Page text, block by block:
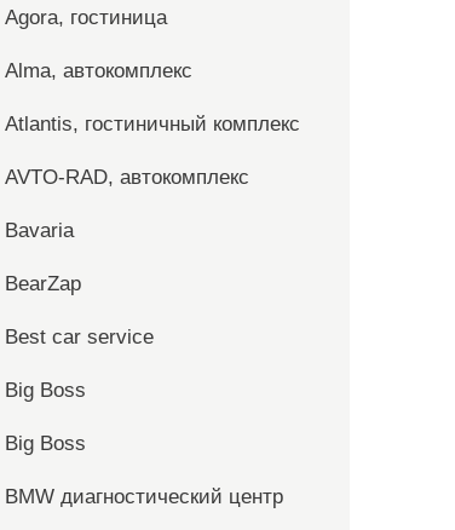
Agora, гостиница
Alma, автокомплекс
Atlantis, гостиничный комплекс
AVTO-RAD, автокомплекс
Bavaria
BearZap
Best car service
Big Boss
Big Boss
BMW диагностический центр